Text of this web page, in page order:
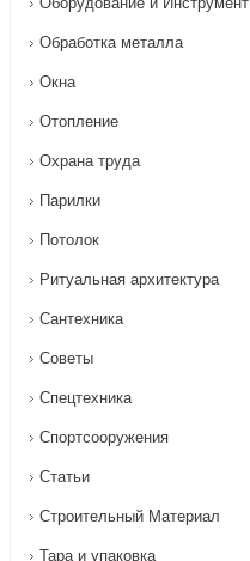
Обработка металла
Окна
Отопление
Охрана труда
Парилки
Потолок
Ритуальная архитектура
Сантехника
Советы
Спецтехника
Спортсооружения
Статьи
Строительный Материал
Тара и упаковка